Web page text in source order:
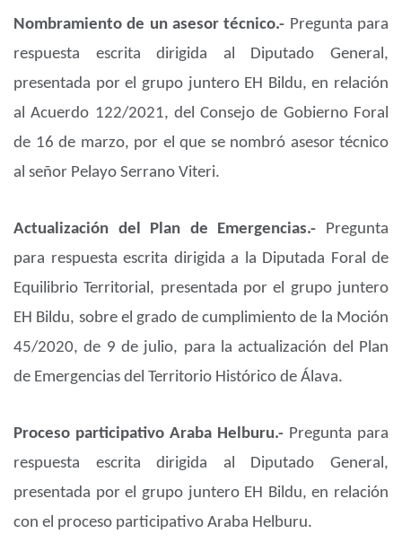
Nombramiento de un asesor técnico.- Pregunta para
respuesta escrita dirigida al Diputado General,
presentada por el grupo juntero EH Bildu, en relación
al Acuerdo 122/2021, del Consejo de Gobierno Foral
de 16 de marzo, por el que se nombró asesor técnico
al señor Pelayo Serrano Viteri.
Actualización del Plan de Emergencias.- Pregunta
para respuesta escrita dirigida a la Diputada Foral de
Equilibrio Territorial, presentada por el grupo juntero
EH Bildu, sobre el grado de cumplimiento de la Moción
45/2020, de 9 de julio, para la actualización del Plan
de Emergencias del Territorio Histórico de Álava.
Proceso participativo Araba Helburu.- Pregunta para
respuesta escrita dirigida al Diputado General,
presentada por el grupo juntero EH Bildu, en relación
con el proceso participativo Araba Helburu.